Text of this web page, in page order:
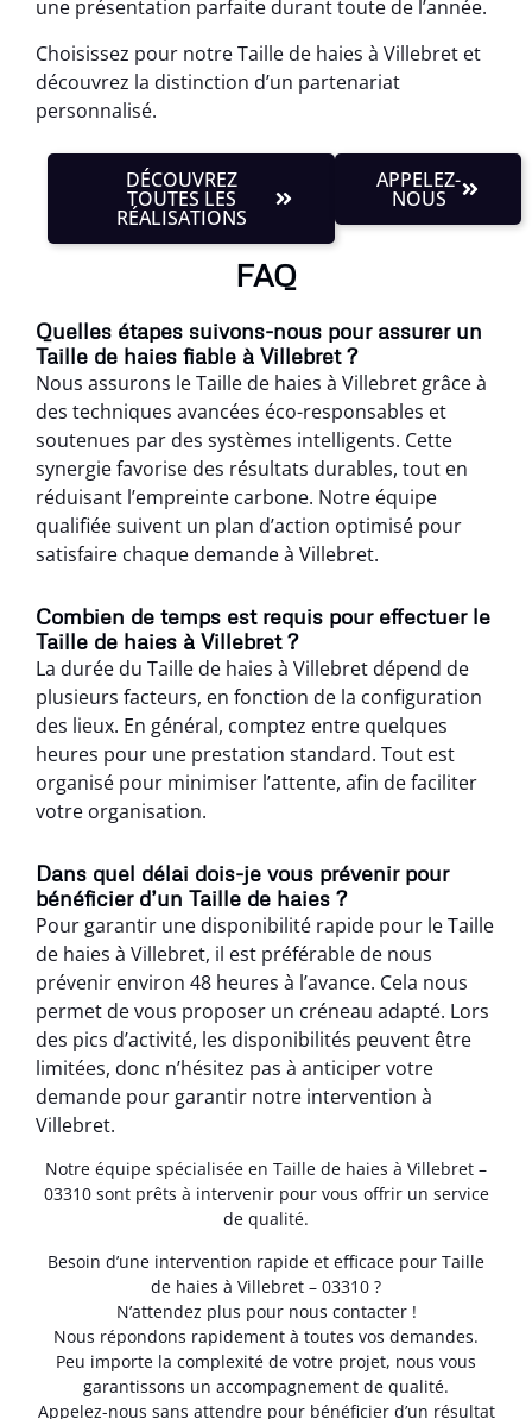
une présentation parfaite durant toute de l’année.
Choisissez pour notre Taille de haies à Villebret et
découvrez la distinction d’un partenariat
personnalisé.
DÉCOUVREZ
TOUTES LES
RÉALISATIONS
APPELEZ-
NOUS
FAQ
Quelles étapes suivons-nous pour assurer un
Taille de haies fiable à Villebret ?
Nous assurons le Taille de haies à Villebret grâce à
des techniques avancées éco-responsables et
soutenues par des systèmes intelligents. Cette
synergie favorise des résultats durables, tout en
réduisant l’empreinte carbone. Notre équipe
qualifiée suivent un plan d’action optimisé pour
satisfaire chaque demande à Villebret.
Combien de temps est requis pour effectuer le
Taille de haies à Villebret ?
La durée du Taille de haies à Villebret dépend de
plusieurs facteurs, en fonction de la configuration
des lieux. En général, comptez entre quelques
heures pour une prestation standard. Tout est
organisé pour minimiser l’attente, afin de faciliter
votre organisation.
Dans quel délai dois-je vous prévenir pour
bénéficier d’un Taille de haies ?
Pour garantir une disponibilité rapide pour le Taille
de haies à Villebret, il est préférable de nous
prévenir environ 48 heures à l’avance. Cela nous
permet de vous proposer un créneau adapté. Lors
des pics d’activité, les disponibilités peuvent être
limitées, donc n’hésitez pas à anticiper votre
demande pour garantir notre intervention à
Villebret.
Notre équipe spécialisée en Taille de haies à Villebret –
03310 sont prêts à intervenir pour vous offrir un service
de qualité.
Besoin d’une intervention rapide et efficace pour Taille
de haies à Villebret – 03310 ?
N’attendez plus pour nous contacter !
Nous répondons rapidement à toutes vos demandes.
Peu importe la complexité de votre projet, nous vous
garantissons un accompagnement de qualité.
Appelez-nous sans attendre pour bénéficier d’un résultat